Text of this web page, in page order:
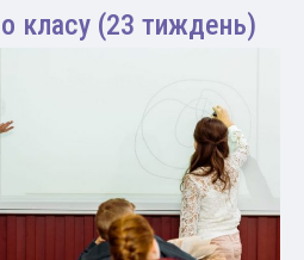
класу (23 тиждень)